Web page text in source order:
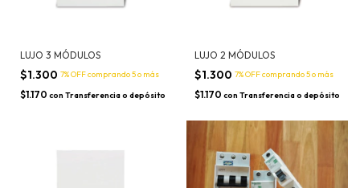
LUJO 3 MÓDULOS
$1.300 7% OFFcomprando 5 o más
$1.170 con Transferencia o depósito
LUJO 2 MÓDULOS
$1.300 7% OFFcomprando 5 o más
$1.170 con Transferencia o depósito